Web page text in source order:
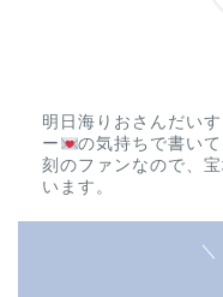
明日海りおさんだい
ー
の気持ちで書い
刻のファンなので、
います。